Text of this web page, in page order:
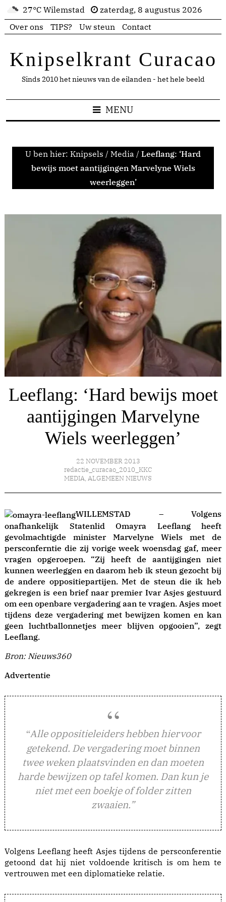
27°C Wilemstad
zaterdag, 8 augustus 2026
Over ons
TIPS? Uw steun Contact
Knipselkrant Curacao
Sinds 2010 het nieuws van de eilanden - het hele beeld
MENU
U ben hier: Knipsels / Media / Leeflang: ‘Hard
bewijs moet aantijgingen Marvelyne Wiels
weerleggen’
Leeflang: ‘Hard bewijs moet
aantijgingen Marvelyne
Wiels weerleggen’
22 NOVEMBER 2013
redactie_curacao_2010_KKC
MEDIA, ALGEMEEN NIEUWS
WILLEMSTAD – Volgens
onafhankelijk Statenlid Omayra Leeflang heeft
gevolmachtigde minister Marvelyne Wiels met de
persconferntie die zij vorige week woensdag gaf, meer
vragen opgeroepen. “Zij heeft de aantijgingen niet
kunnen weerleggen en daarom heb ik steun gezocht bij
de andere oppositiepartijen. Met de steun die ik heb
gekregen is een brief naar premier Ivar Asjes gestuurd
om een openbare vergadering aan te vragen. Asjes moet
tijdens deze vergadering met bewijzen komen en kan
geen luchtballonnetjes meer blijven opgooien”, zegt
Leeflang.
Bron: Nieuws360
Advertentie
“Alle oppositieleiders hebben hiervoor
getekend. De vergadering moet binnen
twee weken plaatsvinden en dan moeten
harde bewijzen op tafel komen. Dan kun je
niet met een boekje of folder zitten
zwaaien.”
Volgens Leeflang heeft Asjes tijdens de persconferentie
getoond dat hij niet voldoende kritisch is om hem te
vertrouwen met een diplomatieke relatie.